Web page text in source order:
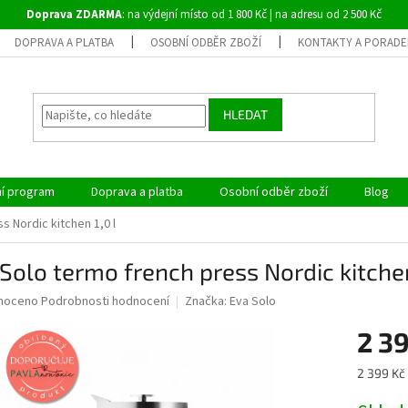
Doprava ZDARMA: na výdejní místo od 1 800 Kč | na adresu od 2 500 Kč
DOPRAVA A PLATBA
OSOBNÍ ODBĚR ZBOŽÍ KONTAKTY A
HLEDAT
program Doprava a platba Osobní odběr zboží Blog
Nordic kitchen 1,0 l
termo french press Nordic
Podrobnosti hodnocení Značka: Eva Solo
2
Měrná
2 399